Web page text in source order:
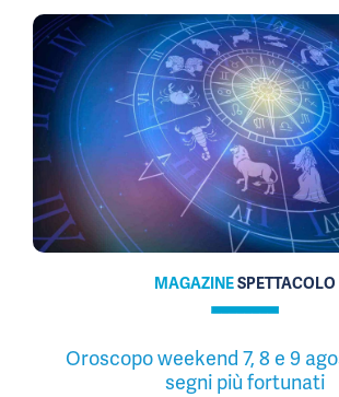
MAGAZINESPETTACOLO
Oroscopo weekend 7, 8 e 9
segni più fortunati